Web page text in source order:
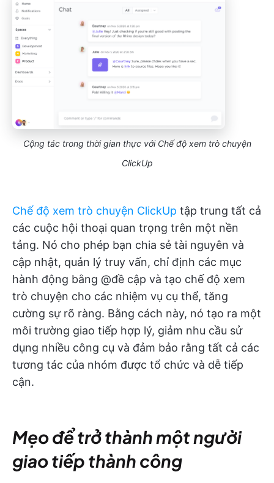
Cộng tác trong thời gian thực với Chế độ xem trò chuyện
ClickUp
Chế độ xem trò chuyện ClickUp tập trung tất cả
các cuộc hội thoại quan trọng trên một nền
tảng. Nó cho phép bạn chia sẻ tài nguyên và
cập nhật, quản lý truy vấn, chỉ định các mục
hành động bằng @đề cập và tạo chế độ xem
trò chuyện cho các nhiệm vụ cụ thể, tăng
cường sự rõ ràng. Bằng cách này, nó tạo ra một
môi trường giao tiếp hợp lý, giảm nhu cầu sử
dụng nhiều công cụ và đảm bảo rằng tất cả các
tương tác của nhóm được tổ chức và dễ tiếp
cận.
Mẹo để trở thành một người
giao tiếp thành công